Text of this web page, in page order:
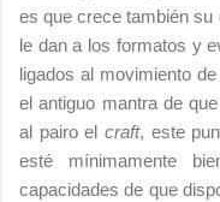
es que crece también su
le dan a los formatos y
ligados al movimiento
el antiguo mantra de
al pairo el craft, este
esté mínimamente
capacidades de que